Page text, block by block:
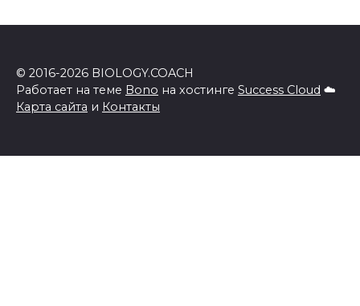
© 2016-2026 BIOLOGY.COACH
Работает на теме Bono на хостинге Success Cloud ☁️
Карта сайта и Контакты